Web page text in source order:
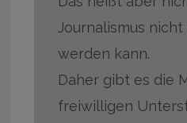
Journalismus
werden kann.
Daher gibt es die
freiwilligen